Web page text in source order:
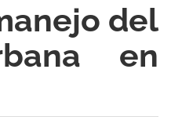
del
en